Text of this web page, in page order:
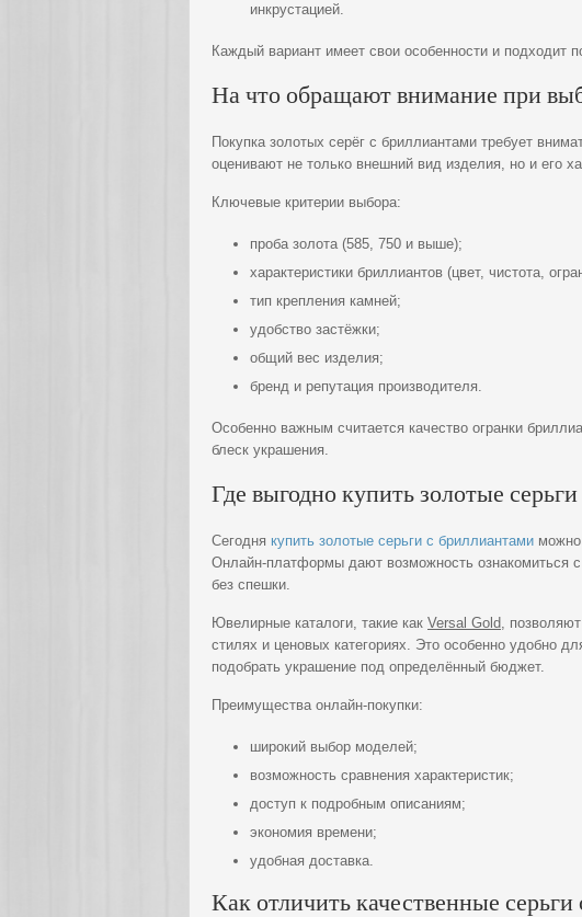
инкрустацией.
Каждый вариант имеет свои особенности и подходит
На что обращают внимание при
Покупка золотых серёг с бриллиантами требует
оценивают не только внешний вид изделия, но и его
Ключевые критерии выбора:
проба золота (585, 750 и выше);
характеристики бриллиантов (цвет, чистота,
тип крепления камней;
удобство застёжки;
общий вес изделия;
бренд и репутация производителя.
Особенно важным считается качество огранки
блеск украшения.
Где выгодно купить золотые
Сегодня купить золотые серьги с бриллиантами можно
Онлайн-платформы дают возможность ознакомиться
без спешки.
Ювелирные каталоги, такие как Versal Gold,
стилях и ценовых категориях. Это особенно удобно
подобрать украшение под определённый бюджет.
Преимущества онлайн-покупки:
широкий выбор моделей;
возможность сравнения характеристик;
доступ к подробным описаниям;
экономия времени;
удобная доставка.
Как отличить качественные